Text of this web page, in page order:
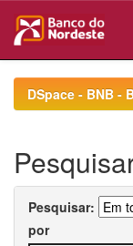
navigationDSpace - BNB -
Pesquisar:
por